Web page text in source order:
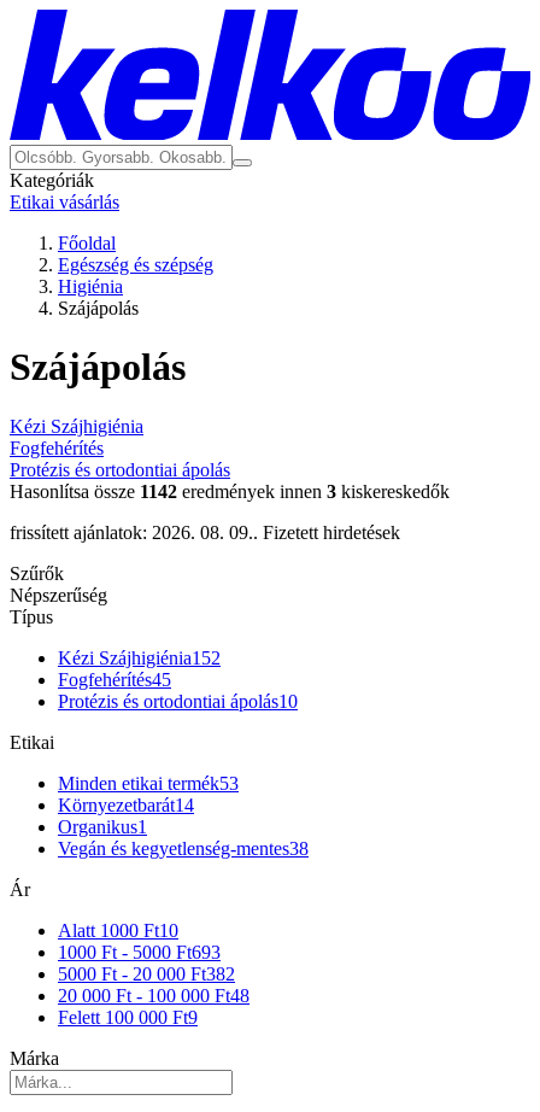
Kategóriák
Etikai vásárlás
Főoldal
Egészség és szépség
Higiénia
Szájápolás
Szájápolás
Kézi Szájhigiénia
Fogfehérítés
Protézis és ortodontiai ápolás
Hasonlítsa össze 1142 eredmények innen 3 kiskereskedők
frissített ajánlatok: 2026. 08. 09.. Fizetett hirdetések
Szűrők
Népszerűség
Típus
Kézi Szájhigiénia152
Fogfehérítés45
Protézis és ortodontiai ápolás10
Etikai
Minden etikai termék53
Környezetbarát14
Organikus1
Vegán és kegyetlenség-mentes38
Ár
Alatt 1000 Ft10
1000 Ft - 5000 Ft693
5000 Ft - 20 000 Ft382
20 000 Ft - 100 000 Ft48
Felett 100 000 Ft9
Márka